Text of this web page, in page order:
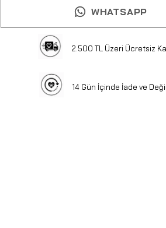
WHATSAPP
2.500 TL Üzeri Ücretsiz
14 Gün İçinde İade ve